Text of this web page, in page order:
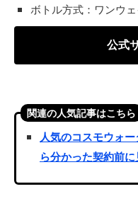
ボトル方式：ワンウ
公式
関連の人気記事はこちら
人気のコスモウォ
ら分かった契約前